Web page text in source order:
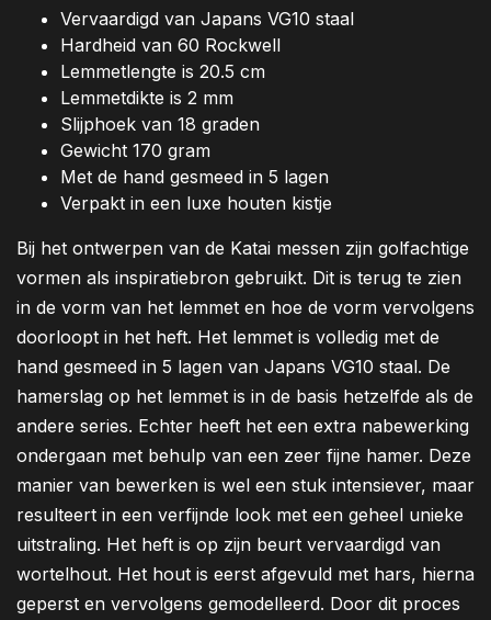
Vervaardigd van Japans VG10 staal
Hardheid van 60 Rockwell
Lemmetlengte is 20.5 cm
Lemmetdikte is 2 mm
Slijphoek van 18 graden
Gewicht 170 gram
Met de hand gesmeed in 5 lagen
Verpakt in een luxe houten kistje
Bij het ontwerpen van de Katai messen zijn golfachtige
vormen als inspiratiebron gebruikt. Dit is terug te zien
in de vorm van het lemmet en hoe de vorm vervolgens
doorloopt in het heft. Het lemmet is volledig met de
hand gesmeed in 5 lagen van Japans VG10 staal. De
hamerslag op het lemmet is in de basis hetzelfde als de
andere series. Echter heeft het een extra nabewerking
ondergaan met behulp van een zeer fijne hamer. Deze
manier van bewerken is wel een stuk intensiever, maar
resulteert in een verfijnde look met een geheel unieke
uitstraling. Het heft is op zijn beurt vervaardigd van
wortelhout. Het hout is eerst afgevuld met hars, hierna
geperst en vervolgens gemodelleerd. Door dit proces